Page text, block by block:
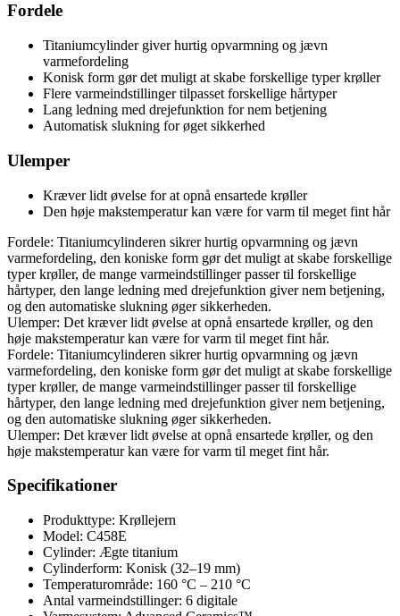
Fordele
Titaniumcylinder giver hurtig opvarmning og jævn
varmefordeling
Konisk form gør det muligt at skabe forskellige typer krøller
Flere varmeindstillinger tilpasset forskellige hårtyper
Lang ledning med drejefunktion for nem betjening
Automatisk slukning for øget sikkerhed
Ulemper
Kræver lidt øvelse for at opnå ensartede krøller
Den høje makstemperatur kan være for varm til meget fint hår
Fordele: Titaniumcylinderen sikrer hurtig opvarmning og jævn
varmefordeling, den koniske form gør det muligt at skabe forskellige
typer krøller, de mange varmeindstillinger passer til forskellige
hårtyper, den lange ledning med drejefunktion giver nem betjening,
og den automatiske slukning øger sikkerheden.
Ulemper: Det kræver lidt øvelse at opnå ensartede krøller, og den
høje makstemperatur kan være for varm til meget fint hår.
Fordele: Titaniumcylinderen sikrer hurtig opvarmning og jævn
varmefordeling, den koniske form gør det muligt at skabe forskellige
typer krøller, de mange varmeindstillinger passer til forskellige
hårtyper, den lange ledning med drejefunktion giver nem betjening,
og den automatiske slukning øger sikkerheden.
Ulemper: Det kræver lidt øvelse at opnå ensartede krøller, og den
høje makstemperatur kan være for varm til meget fint hår.
Specifikationer
Produkttype: Krøllejern
Model: C458E
Cylinder: Ægte titanium
Cylinderform: Konisk (32–19 mm)
Temperaturområde: 160 °C – 210 °C
Antal varmeindstillinger: 6 digitale